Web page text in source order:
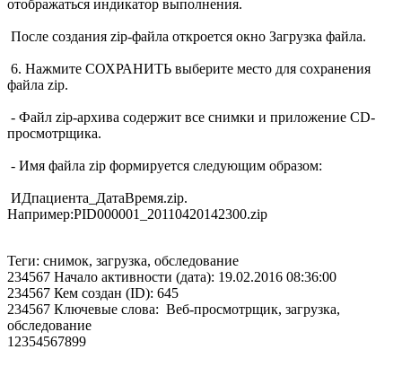
отображаться индикатор выполнения.
После создания zip-файла откроется окно Загрузка файла.
6. Нажмите СОХРАНИТЬ выберите место для сохранения
файла zip.
- Файл zip-архива содержит все снимки и приложение CD-
просмотрщика.
- Имя файла zip формируется следующим образом:
ИДпациента_ДатаВремя.zip.
Например:PID000001_20110420142300.zip
Теги: снимок, загрузка, обследование
234567 Начало активности (дата): 19.02.2016 08:36:00
234567 Кем создан (ID): 645
234567 Ключевые слова: Веб-просмотрщик, загрузка,
обследование
12354567899